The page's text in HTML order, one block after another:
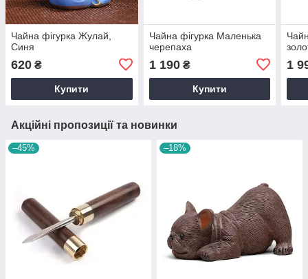
Чайна фігурка Жулай,
Синя
620 ₴
Купити
Чайна фігурка Маленька
черепаха
1 190₴
Купити
1
Акційні пропозиції та новинки
–45% –18%